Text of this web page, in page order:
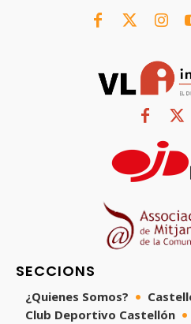
SECCIONS
¿Quienes Somos?
Club Deportivo Castellón